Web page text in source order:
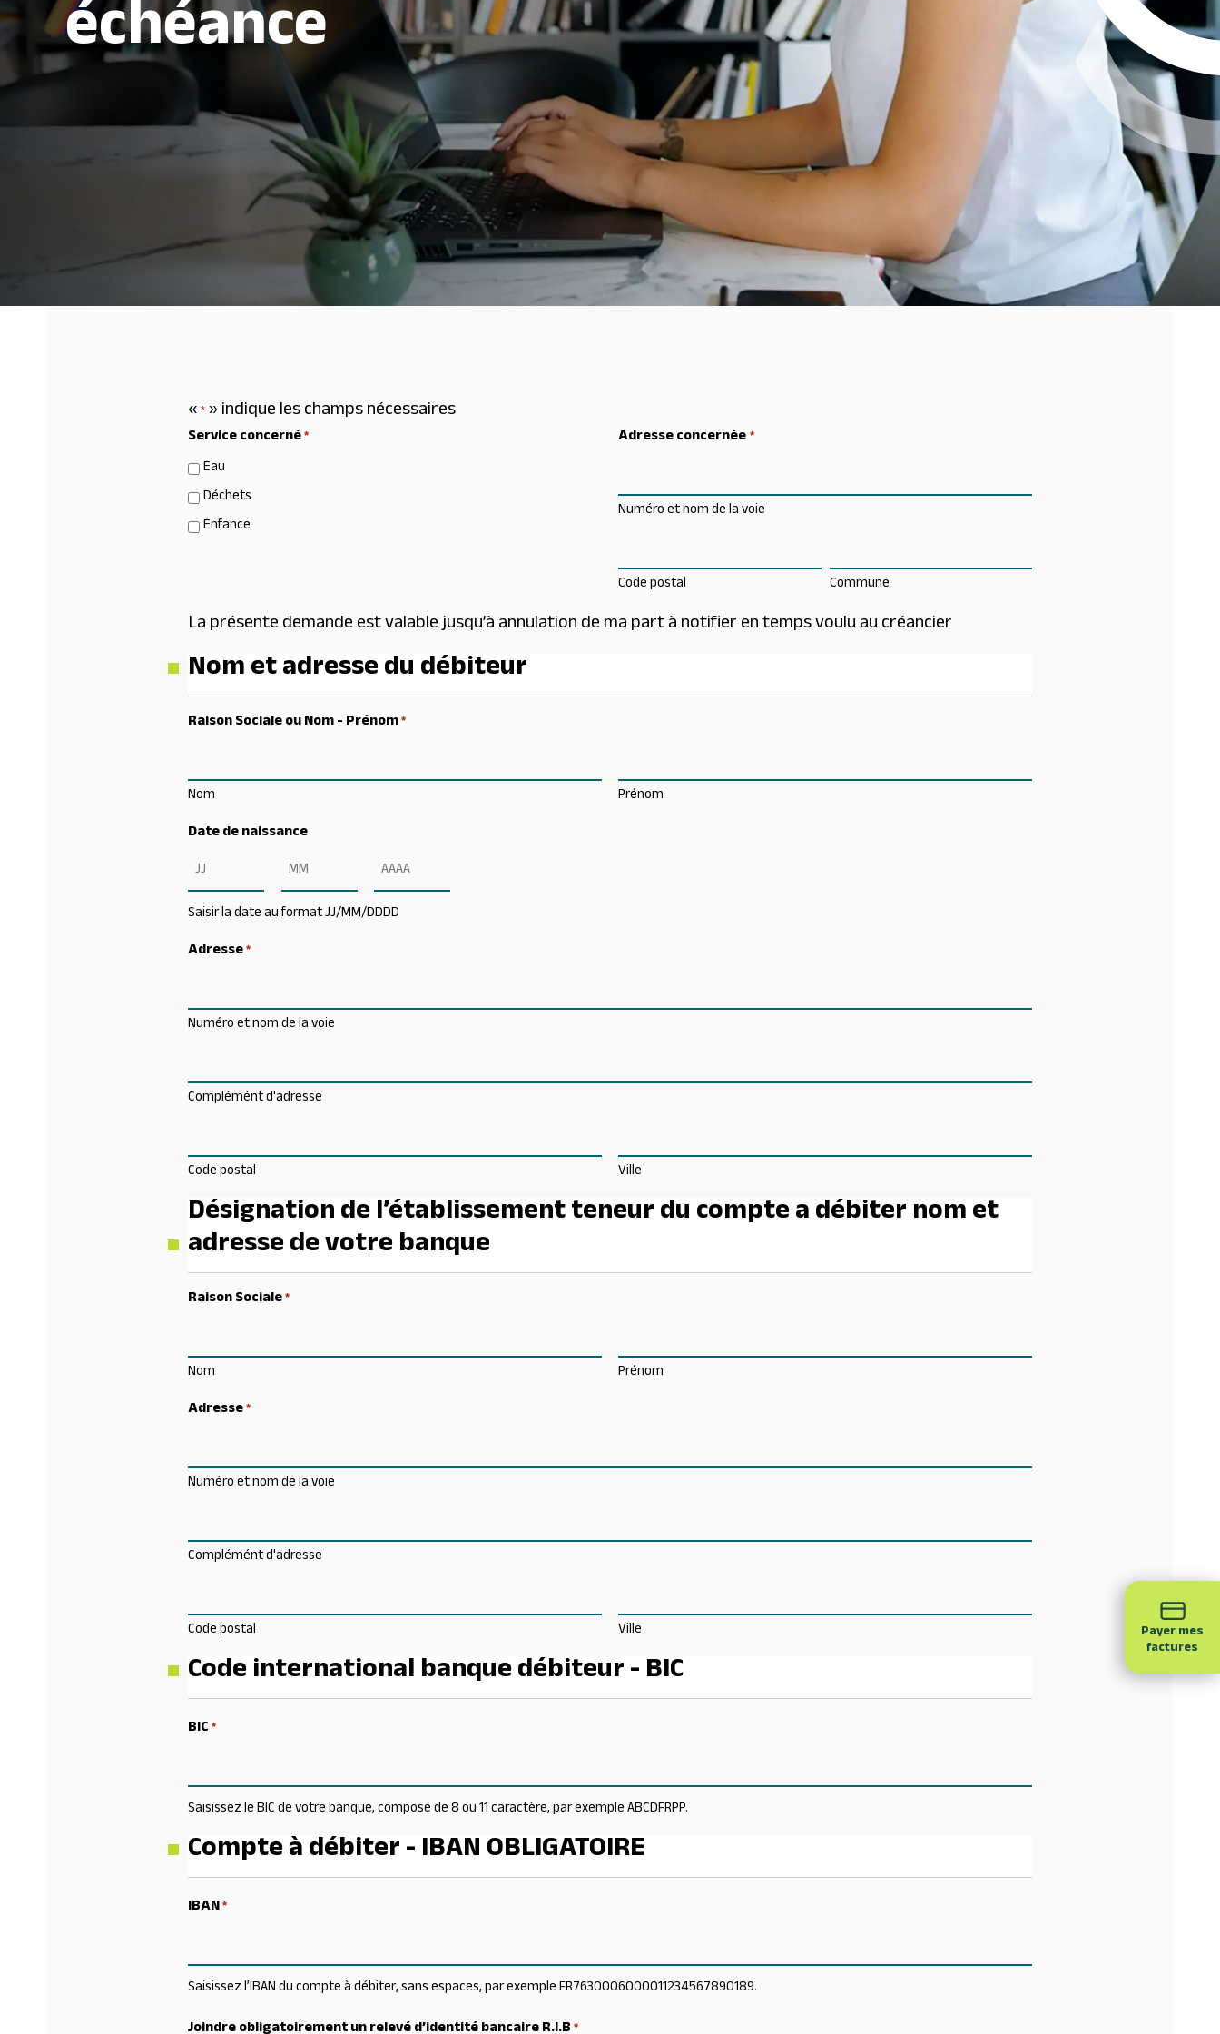
échéance
«*» indique les champs nécessaires
Service concerné*
Eau
Déchets
Enfance
Adresse concernée*
Numéro et nom de la voie
Code postal Commune
La présente demande est valable jusqu’à annulation de ma part à notifier en temps voulu au créancier
Nom et adresse du débiteur
Raison Sociale ou Nom - Prénom*
Nom Prénom
Date de naissance
Jour Mois
Année
Saisir la date au format JJ/MM/DDDD
Adresse*
Numéro et nom de la voie
Complémént d'adresse
Code postal Ville
Désignation de l’établissement teneur du compte a débiter nom et
adresse de votre banque
Raison Sociale*
Nom Prénom
Adresse*
Numéro et nom de la voie
Complémént d'adresse
Code postal Ville
Code international banque débiteur - BIC
BIC*
Saisissez le BIC de votre banque, composé de 8 ou 11 caractère, par exemple ABCDFRPP.
Compte à débiter - IBAN OBLIGATOIRE
IBAN*
Saisissez l’IBAN du compte à débiter, sans espaces, par exemple FR7630006000011234567890189.
Joindre obligatoirement un relevé d’identité bancaire R.I.B*
Payer mes
factures